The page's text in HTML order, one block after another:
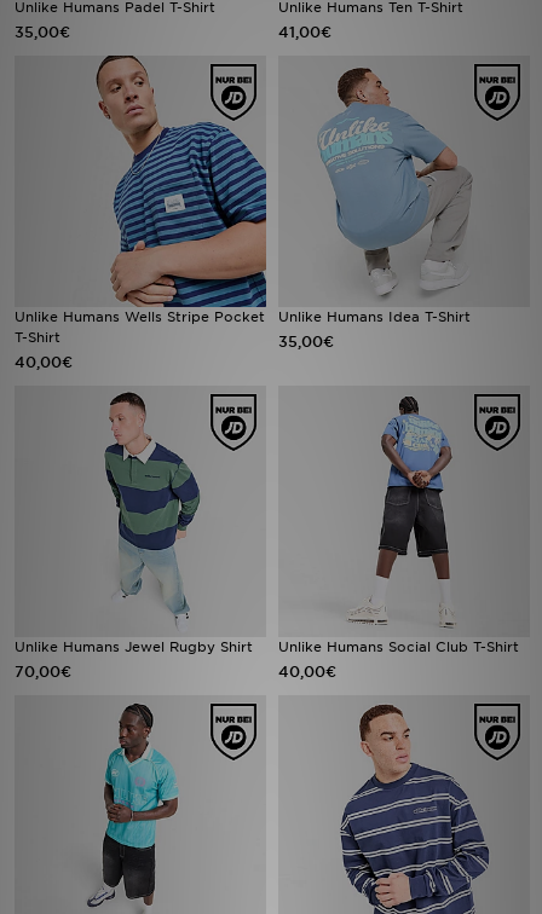
Unlike Humans Padel T-Shirt
35,00€
Unlike Humans Ten T-Shirt
41,00€
Unlike Humans Wells Stripe Pocket
T-Shirt
40,00€
Unlike Humans Idea T-Shirt
35,00€
Unlike Humans Jewel Rugby Shirt
70,00€
Unlike Humans Social Club T-Shirt
40,00€
Filialfinder
Hilfe & Kontakt
Geschenkgutschein
Blog